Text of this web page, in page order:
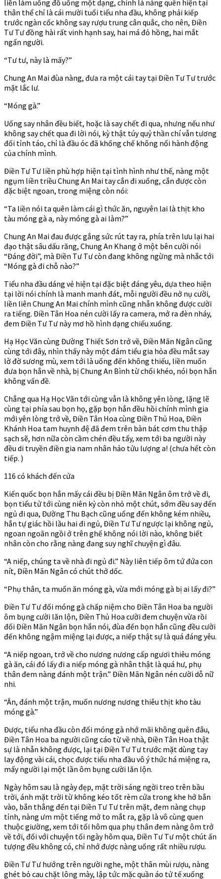
liền làm uống đồ uống một dạng, chính là nàng quên hiện tại
thân thể chỉ là cái mười tuổi tiểu nha đầu, không phải kiếp
trước ngàn cốc không say rượu trung cân quắc, cho nên, Điền
Tư Tư đồng hài rất vinh hạnh say, hai má đỏ hồng, hai mắt
ngẩn người.
“Tư tư, này là mấy?”
Chung An Mai đùa nàng, đưa ra một cái tay tại Điền Tư Tư trước
mặt lắc lư.
“Móng gà.”
Uống say nhân đều biết, hoặc là say chết đi qua, nhưng nếu như
không say chết qua đi lời nói, kỳ thật túy quỷ thần chí vẫn tương
đối tỉnh táo, chỉ là đầu óc đã khống chế không nổi hành động
của chính mình.
Điền Tư Tư liền phù hợp hiện tại tình hình như thế, nàng một
ngụm liền triều Chung An Mai tay cắn đi xuống, cắn được còn
đặc biệt ngoan, trong miệng còn nói:
“Ta liền nói ta quên làm cái gì thức ăn, nguyên lai là thịt kho
tàu móng gà a, này móng gà ai làm?”
Chung An Mai đau được gắng sức rút tay ra, phía trên lưu lại hai
đạo thật sâu dấu răng, Chung An Khang ở một bên cười nói
“Đáng đời”, mà Điền Tư Tư còn đang không ngừng mà nhắc tới
“Móng gà đi chỗ nào?”
Tiểu nha đầu dáng vẻ hiện tại đặc biệt đáng yêu, dựa theo hiện
tại lời nói chính là manh manh đát, mỗi người đều nở nụ cười,
liền liên Chung An Mai chính mình cũng nhẫn không được cười
ra tiếng. Điền Tân Hoa nén cười lấy ra camera, mở ra đèn nháy,
đem Điền Tư Tư này mơ hồ hình dạng chiếu xuống.
Hạ Học Văn cùng Đường Thiết Sơn trở về, Điền Mãn Ngân cũng
cùng tới đây, nhìn thấy này một đám tiểu gia hỏa đều mắt say
lờ đờ sương mù, xem tới là uống đến không thiếu, liền muốn
đưa bọn hắn về nhà, bị Chung An Bình từ chối khéo, nói bọn hắn
không vấn đề.
Chẳng qua Hạ Học Văn tới cùng vẫn là không yên lòng, lặng lẽ
cùng tại phía sau bọn họ, gặp bọn hắn đều hồi chính mình gia
mới yên lòng trở về, Điền Tân Hoa cùng Điền Thủ Hoa, Điền
Khánh Hoa tam huynh đệ đã đem trên bàn bát cơm thu thập
sạch sẽ, hơn nữa còn cầm chén đều tẩy, xem tới ba người này
đều di truyền điền gia nam nhân hảo tửu lượng a! (chưa hết còn
tiếp. )
116 có khách đến cửa
Kiến quốc bọn hắn mấy cái đều bị Điền Mãn Ngân ôm trở về đi,
bọn tiểu tử tới cùng niên kỷ còn nhỏ một chút, sớm đều say đến
ngủ đi qua, Đường Thu Bạch cũng uống đến không kém nhiều,
hắn tự giác hồi lầu hai đi ngủ, Điền Tư Tư ngược lại không ngủ,
ngoan ngoãn ngồi ở trên ghế không nói lời nào, không biết
nhân còn cho rằng nàng đang suy nghĩ chuyện gì đâu.
“A niếp, chúng ta về nhà đi ngủ đi.” Này liên tiếp ôm tứ đứa con
nít, Điền Mãn Ngân có chút thở dốc.
“Phụ thân, ta muốn ăn móng gà, vừa mới móng gà bị ai lấy đi?”
Điền Tư Tư đối móng gà chấp niệm cho Điền Tân Hoa ba người
ôm bụng cười lăn lộn, Điền Thủ Hoa cười đem chuyện vừa rồi
đối Điền Mãn Ngân bọn hắn nói, đùa đến bọn hắn cũng đều cười
đến không ngậm miệng lại được, a niếp thật sự là quá đáng yêu.
“A niếp ngoan, trở về cho nương nương cấp ngươi thiêu móng
gà ăn, cái đó lấy đi a niếp móng gà nhân thật là quá hư, phụ
thân đem nàng đánh một trận.” Điền Mãn Ngân nén cười dỗ nữ
nhi.
“Ân, đánh một trận, muốn nương nương thiêu thịt kho tàu
móng gà.”
Được, tiểu nha đầu còn đối móng gà nhớ mãi không quên đâu,
Điền Tân Hoa ba người cũng cáo từ về nhà, Điền Tân Hoa thật
sự là nhẫn không được, lại tại Điền Tư Tư trước mặt dùng tay
lay động vài cái, chọc được tiểu nha đầu vô ý thức há miệng ra,
mấy người lại một lần ôm bụng cười lăn lộn.
Ngày hôm sau là ngày đẹp, mặt trời sáng ngời treo trên bầu
trời, ánh mặt trời từ không kéo tốt rèm cửa trong khe hở bắn
vào, bắn thẳng đến tại Điền Tư Tư trên mặt, đem nàng chụp
tỉnh, nàng ưm một tiếng mở to mắt ra, gặp là vô cùng quen
thuộc giường, xem tới tối hôm qua phụ thân đem nàng ôm trở
về tới, đối với chuyện tối ngày hôm qua, Điền Tư Tư một chút ấn
tượng đều không có, chỉ nhớ được nàng uống rất nhiều rượu.
Điền Tư Tư hướng trên người nghe, một thân mùi rượu, nàng
ghét bỏ cau chặt lông mày, lập tức mặc quần áo tử tế xuống